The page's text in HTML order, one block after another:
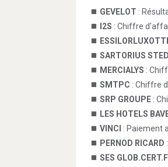
GEVELOT :
I2S : Chiffre
SARTORIUS
MERCIALYS :
SMTPC : Chiffre
SRP GROUPE :
LES HOTELS
VINCI : Paiement
PERNOD RICARD
SES